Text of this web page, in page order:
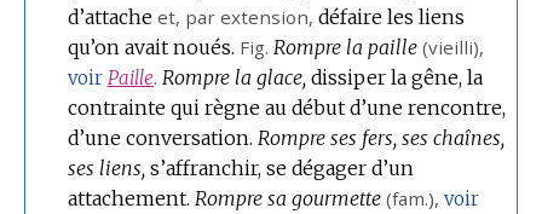
d’attache et, par extension, défaire les liens
qu’on avait noués. Fig. Rompre la paille (vieilli),
voir Paille. Rompre la glace, dissiper la gêne, la
contrainte qui règne au début d’une rencontre,
d’une conversation. Rompre ses fers, ses chaînes,
ses liens, s’affranchir, se dégager d’un
attachement. Rompre sa gourmette (fam.), voir